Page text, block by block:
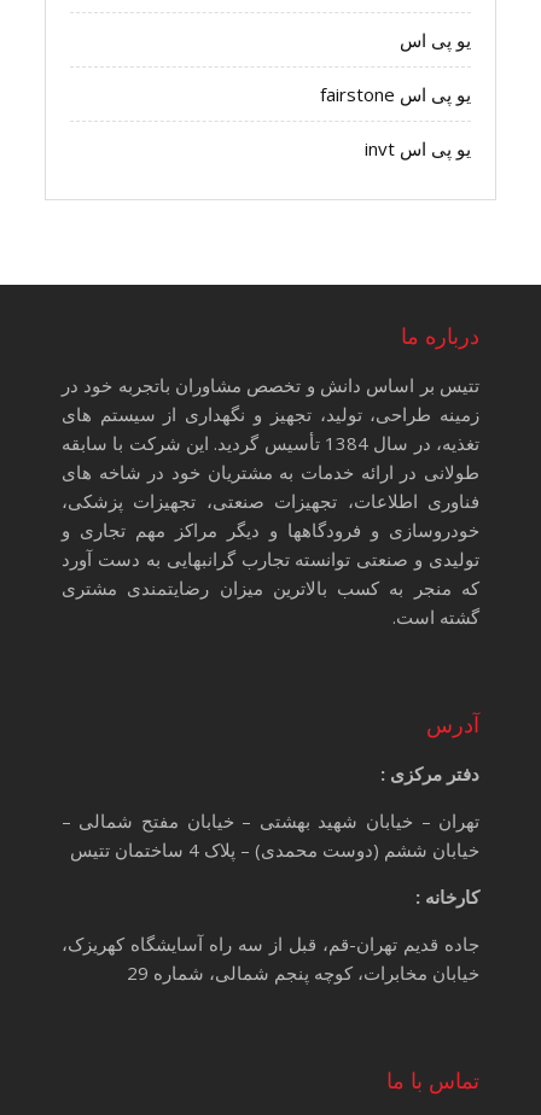
یو پی اس
یو پی اس fairstone
یو پی اس invt
درباره ما
تتیس بر اساس دانش و تخصص مشاوران باتجربه خود در
زمینه طراحی، تولید، تجهیز و نگهداری از سیستم های
تغذیه، در سال 1384 تأسیس گردید. این شرکت با سابقه
طولانی در ارائه خدمات به مشتریان خود در شاخه های
فناوری اطلاعات، تجهیزات صنعتی، تجهیزات پزشکی،
خودروسازی و فرودگاهها و دیگر مراکز مهم تجاری و
تولیدی و صنعتی توانسته تجارب گرانبهایی به دست آورد
که منجر به کسب بالاترین میزان رضایتمندی مشتری
گشته است.
آدرس
دفتر مرکزی :
تهران – خیابان شهید بهشتی – خیابان مفتح شمالی –
خیابان ششم (دوست محمدی) – پلاک 4 ساختمان تتیس
کارخانه :
جاده قدیم تهران-قم، قبل از سه راه آسایشگاه کهریزک،
خیابان مخابرات، کوچه پنجم شمالی، شماره 29
تماس با ما